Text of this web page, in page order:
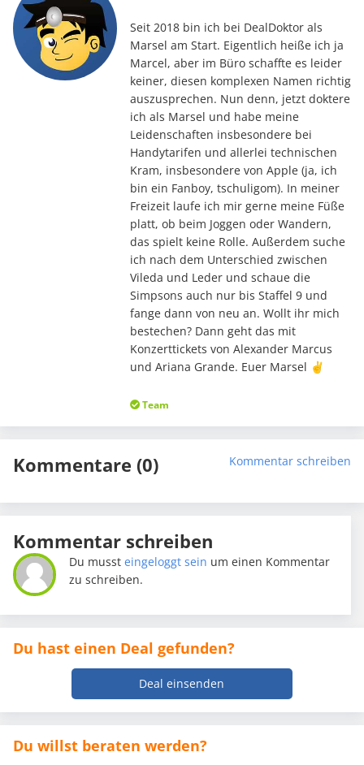
Seit 2018 bin ich bei DealDoktor als
Marsel am Start. Eigentlich heiße ich ja
Marcel, aber im Büro schaffte es leider
keiner, diesen komplexen Namen richtig
auszusprechen. Nun denn, jetzt doktere
ich als Marsel und habe meine
Leidenschaften insbesondere bei
Handytarifen und allerlei technischen
Kram, insbesondere von Apple (ja, ich
bin ein Fanboy, tschuligom). In meiner
Freizeit laufe ich mir gerne meine Füße
platt, ob beim Joggen oder Wandern,
das spielt keine Rolle. Außerdem suche
ich nach dem Unterschied zwischen
Vileda und Leder und schaue die
Simpsons auch nur bis Staffel 9 und
fange dann von neu an. Wollt ihr mich
bestechen? Dann geht das mit
Konzerttickets von Alexander Marcus
und Ariana Grande. Euer Marsel ✌️
Team
Kommentare (0) Kommentar schreiben
Kommentar schreiben
Du mussteingeloggt sein um einen Kommentar
zu schreiben.
Du hast einen Deal gefunden?
Deal einsenden
Du willst beraten werden?